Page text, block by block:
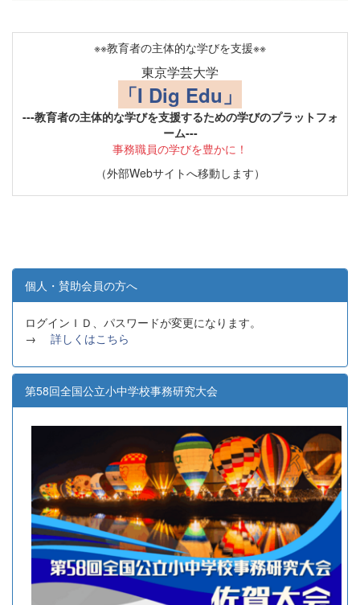
※※教育者の主体的な学びを支援※※
東京学芸大学
「I Dig Edu」
---教育者の主体的な学びを支援するための学びのプラットフォ
ーム---
事務職員の学びを豊かに！
（外部Webサイトへ移動します）
個人・賛助会員の方へ
ログインＩＤ、パスワードが変更になります。
→ 詳しくはこちら
第58回全国公立小中学校事務研究大会